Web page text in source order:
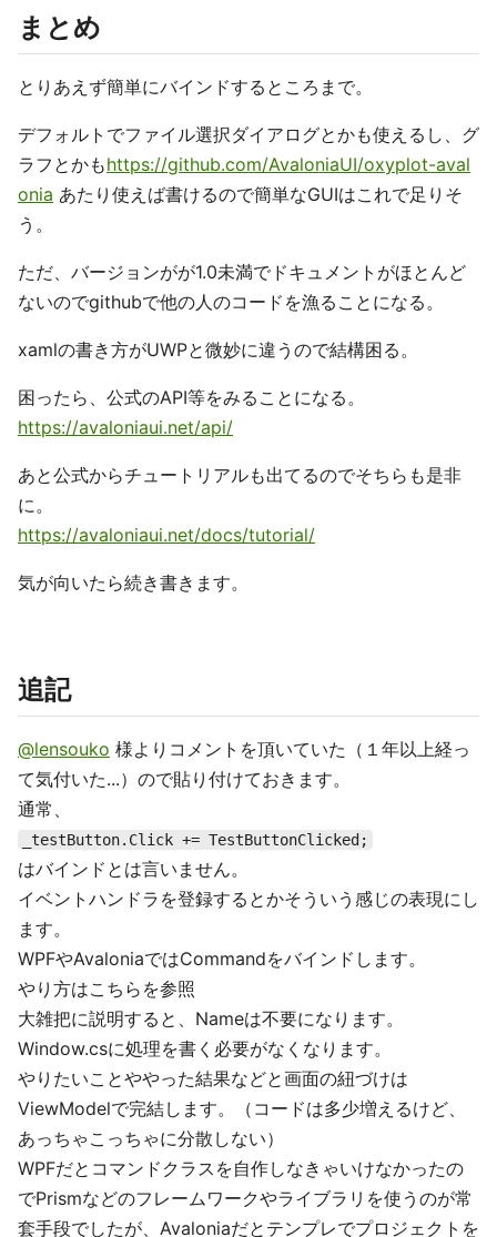
まとめ
とりあえず簡単にバインドするところまで。
デフォルトでファイル選択ダイアログとかも使えるし、グ
ラフとかもhttps://github.com/AvaloniaUI/oxyplot-aval
onia あたり使えば書けるので簡単なGUIはこれで足りそ
う。
ただ、バージョンがが1.0未満でドキュメントがほとんど
ないのでgithubで他の人のコードを漁ることになる。
xamlの書き方がUWPと微妙に違うので結構困る。
困ったら、公式のAPI等をみることになる。
https://avaloniaui.net/api/
あと公式からチュートリアルも出てるのでそちらも是非
に。
https://avaloniaui.net/docs/tutorial/
気が向いたら続き書きます。
追記
@lensouko 様よりコメントを頂いていた（１年以上経っ
て気付いた...）ので貼り付けておきます。
通常、
_testButton.Click += TestButtonClicked;
はバインドとは言いません。
イベントハンドラを登録するとかそういう感じの表現にし
ます。
WPFやAvaloniaではCommandをバインドします。
やり方はこちらを参照
大雑把に説明すると、Nameは不要になります。
Window.csに処理を書く必要がなくなります。
やりたいことややった結果などと画面の紐づけは
ViewModelで完結します。（コードは多少増えるけど、
あっちゃこっちゃに分散しない）
WPFだとコマンドクラスを自作しなきゃいけなかったの
でPrismなどのフレームワークやライブラリを使うのが常
套手段でしたが、Avaloniaだとテンプレでプロジェクトを